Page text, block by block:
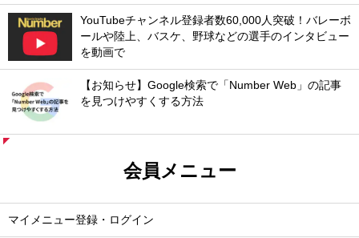
YouTubeチャンネル登録者数60,000人突破！バレーボ
ールや陸上、バスケ、野球などの選手のインタビュー
を動画で
【お知らせ】Google検索で「Number Web」の記事
を見つけやすくする方法
会員メニュー
マイメニュー登録・ログイン